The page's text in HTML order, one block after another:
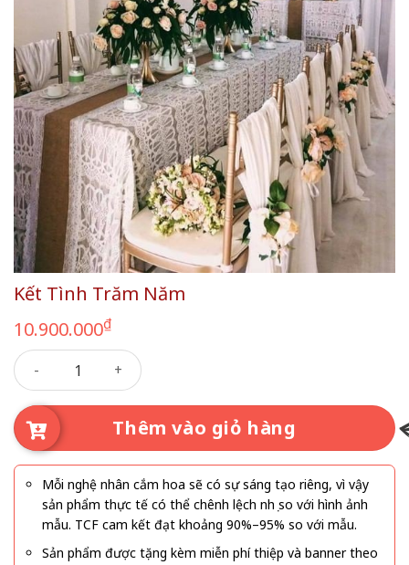
Kết Tình Trăm Năm
10.900.000₫
Kết Tình Trăm Năm số lượng
Thêm vào giỏ hàng
Mỗi nghệ nhân cắm hoa sẽ có sự sáng tạo riêng, vì vậy
sản phẩm thực tế có thể chênh lệch nhẹ so với hình ảnh
mẫu. TCF cam kết đạt khoảng 90%–95% so với mẫu.
Sản phẩm được tặng kèm miễn phí thiệp và banner theo